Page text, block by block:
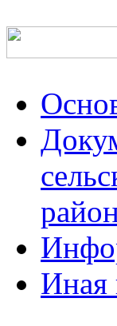
Иная